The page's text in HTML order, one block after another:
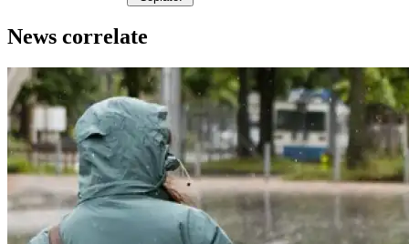
News correlate